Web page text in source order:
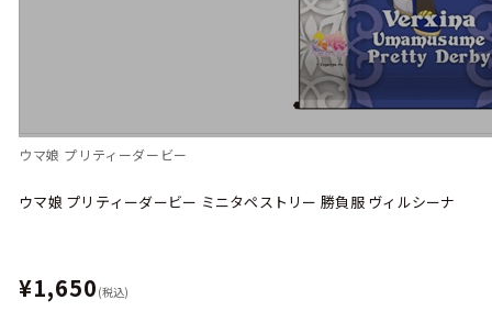
ウマ娘 プリティーダービー
ウマ娘 プリティーダービー ミニタペストリー 勝負服 ヴィルシーナ
¥1,650 (税込)